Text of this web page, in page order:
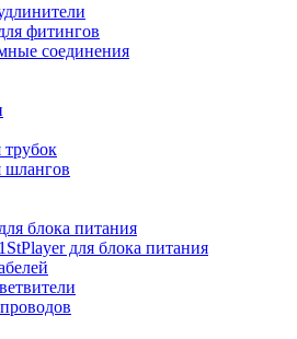
фитингов
соединения
шлангов
блока питания
для блока питания